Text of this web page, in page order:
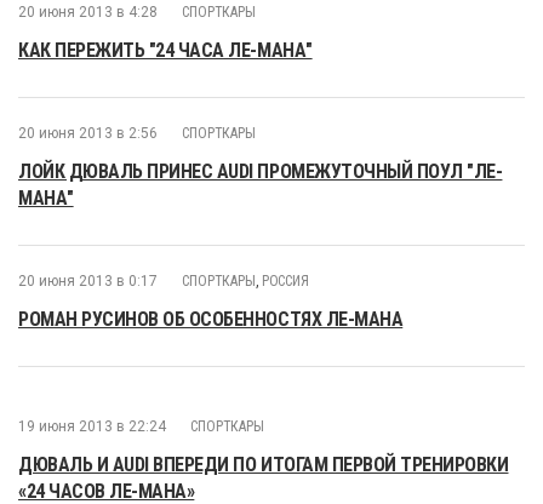
20 июня 2013 в 4:28 СПОРТКАРЫ
КАК ПЕРЕЖИТЬ "24 ЧАСА ЛЕ-МАНА"
20 июня 2013 в 2:56 СПОРТКАРЫ
ЛОЙК ДЮВАЛЬ ПРИНЕС AUDI ПРОМЕЖУТОЧНЫЙ ПОУЛ "ЛЕ-
МАНА"
20 июня 2013 в 0:17 СПОРТКАРЫ , РОССИЯ
РОМАН РУСИНОВ ОБ ОСОБЕННОСТЯХ ЛЕ-МАНА
19 июня 2013 в 22:24 СПОРТКАРЫ
ДЮВАЛЬ И AUDI ВПЕРЕДИ ПО ИТОГАМ ПЕРВОЙ ТРЕНИРОВКИ
«24 ЧАСОВ ЛЕ-МАНА»